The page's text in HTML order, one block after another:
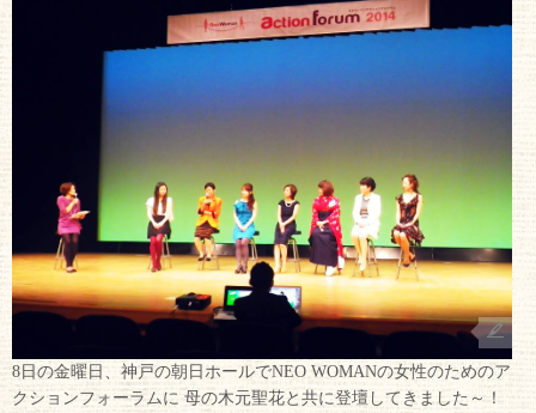
8日の金曜日、神戸の朝日ホールでNEO WOMANの女性のためのア
クションフォーラムに 母の木元聖花と共に登壇してきました～！